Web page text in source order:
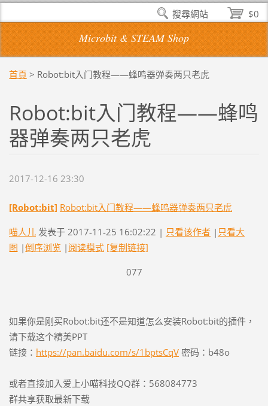
Microbit & STEAM Shop
首頁 > Robot:bit入门教程——蜂鸣器弹奏两只老虎
Robot:bit入门教程——蜂鸣
器弹奏两只老虎
2017-12-16 23:30
[Robot:bit] Robot:bit入门教程——蜂鸣器弹奏两只老虎
喵人儿发表于 2017-11-25 16:02:22 | 只看该作者| 只看大
图 |倒序浏览 | 阅读模式 [复制链接]
077
如果你是刚买Robot:bit还不是知道怎么安装Robot:bit的插件，
请下载这个精美PPT
链接： https://pan.baidu.com/s/1bptsCqV密码：b48o
或者直接加入爱上小喵科技QQ群：568084773
群共享获取最新下载
$0
搜尋網站